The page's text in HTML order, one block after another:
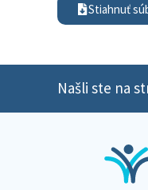
Stiahnuť
Našli ste na